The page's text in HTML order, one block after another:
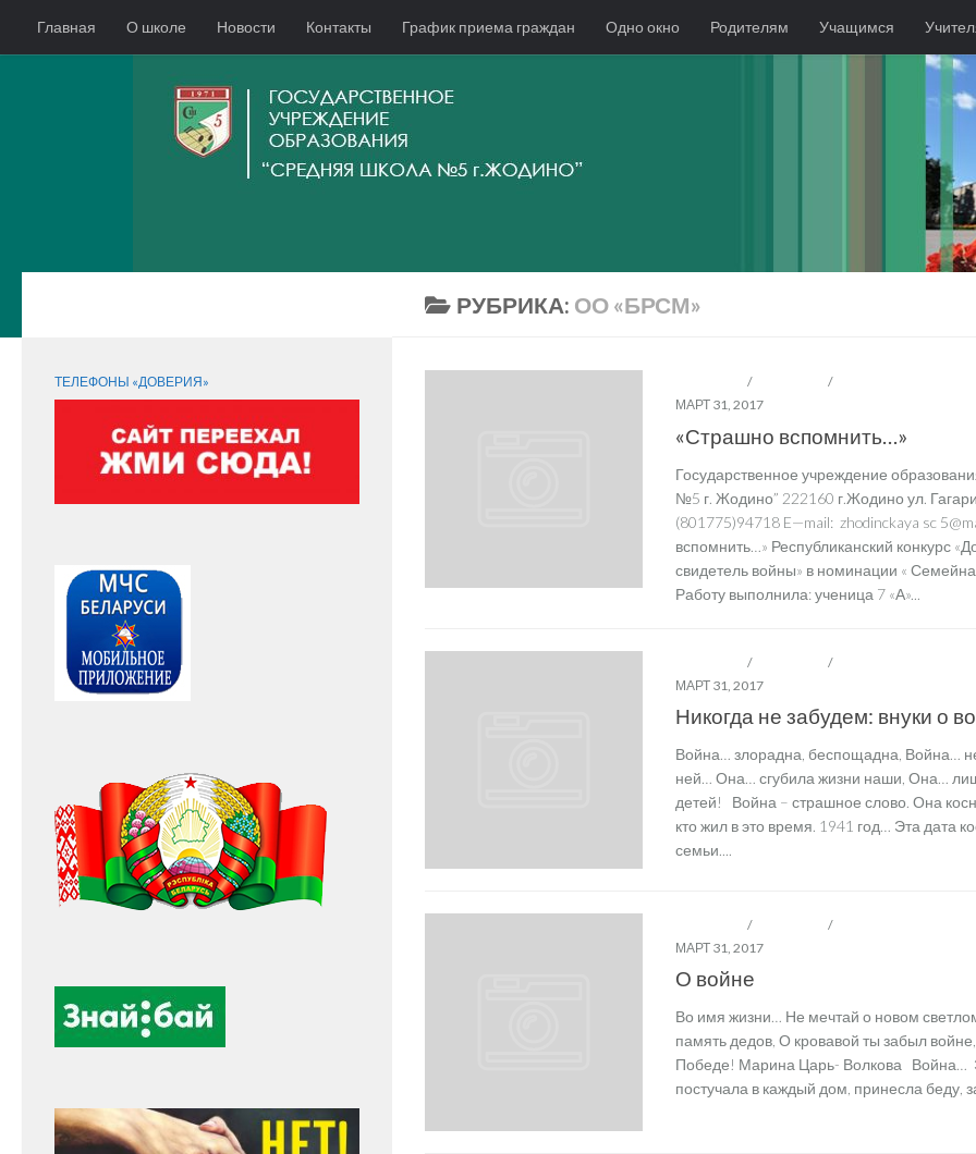
Главная О школе Новости Контакты График приема граждан Одно окно Родителям Учащимся
РУБРИКА: ОО «БРСМ»
/ /
МАРТ 31, 2017
«Страшно вспомнить…»
Государственное учреждение
№5 г. Жодино” 222160 г.Жодино ул.
(801775)94718 E—mail: zhodinckaya sc
вспомнить…» Республиканский конкурс
свидетель войны» в номинации «
Работу выполнила: ученица 7 «А»...
/ /
МАРТ 31, 2017
Никогда не забудем: внуки о
Война… злорадна, беспощадна, Война…
ней… Она… сгубила жизни наши, Она…
детей! Война – страшное слово. Она
кто жил в это время. 1941 год… Эта дата
семьи....
/ /
МАРТ 31, 2017
О войне
Во имя жизни… Не мечтай о новом
память дедов, О кровавой ты забыл
Победе! Марина Царь- Волкова Война…
постучала в каждый дом, принесла беду,
ТЕЛЕФОНЫ «ДОВЕРИЯ»